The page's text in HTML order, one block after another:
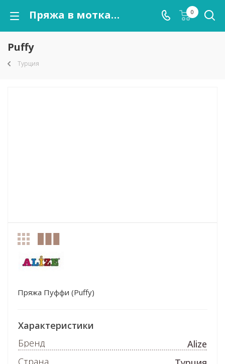
Пряжа в мотках Puffy оптом от kutnor.ru 0
Puffy
Турция
Пряжа Пуффи (Puffy)
Характеристики
Бренд
Alize
Страна